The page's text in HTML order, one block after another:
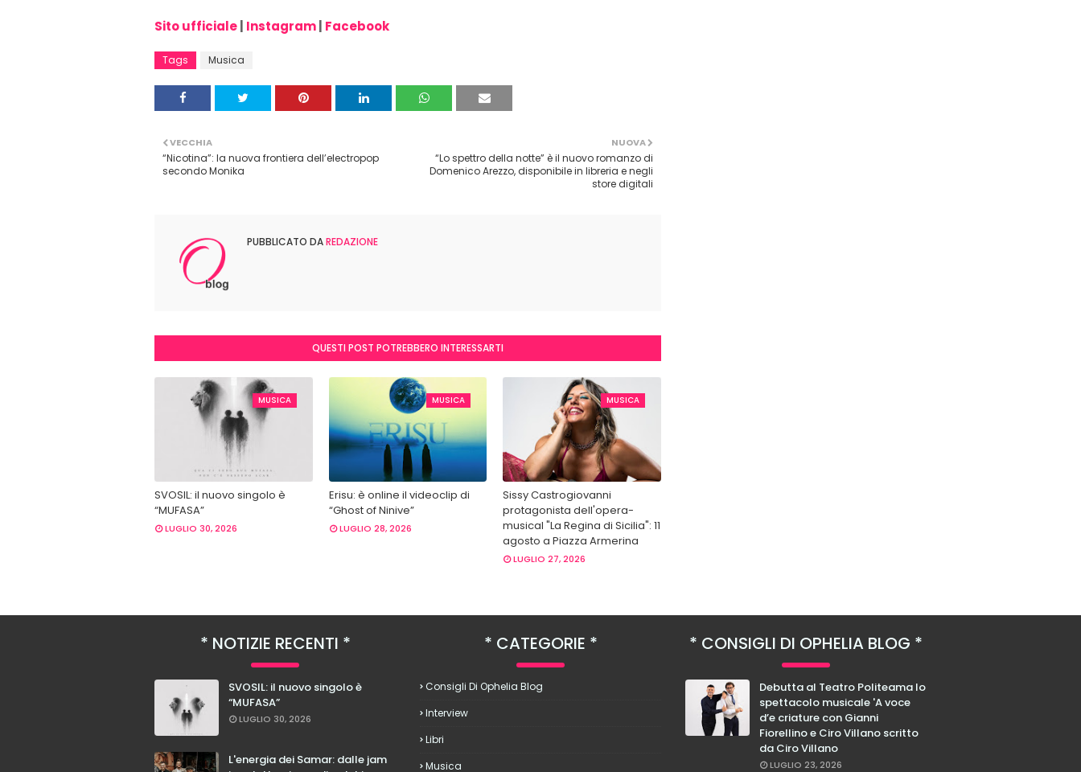
Sito ufficiale Instagram Facebook
Tags Musica
NUOVA
“Lo spettro della notte” è il nuovo romanzo di
Domenico Arezzo, disponibile in libreria e negli
store digitali
VECCHIA
“Nicotina”: la nuova frontiera dell’electropop
secondo Monika
PUBBLICATO DAREDAZIONE
QUESTI POST POTREBBERO INTERESSARTI
MUSICA
SVOSIL: il nuovo singolo è
“MUFASA”
LUGLIO 30, 2026
MUSICA
Erisu: è online il videoclip di
“Ghost of Ninive”
LUGLIO 28, 2026
MUSICA
Sissy Castrogiovanni
protagonista dell'opera-
musical "La Regina di Sicilia": 11
agosto a Piazza Armerina
LUGLIO 27, 2026
NOTIZIE RECENTI
SVOSIL: il nuovo singolo è
“MUFASA”
LUGLIO 30, 2026
L'energia dei Samar: dalle jam
CATEGORIE
Consigli Di Ophelia Blog
Interview
Libri
Musica
CONSIGLI DI OPHELIA BLOG
Debutta al Teatro Politeama lo
spettacolo musicale 'A voce
d’e criature con Gianni
Fiorellino e Ciro Villano scritto
da Ciro Villano
LUGLIO 23, 2026